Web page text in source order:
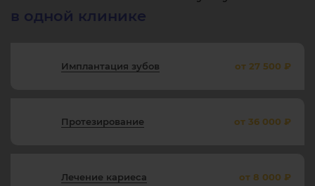
в одной клинике
Имплантация зубов от 27 500 ₽
Протезирование от 36 000 ₽
Лечение кариеса от 8 000 ₽